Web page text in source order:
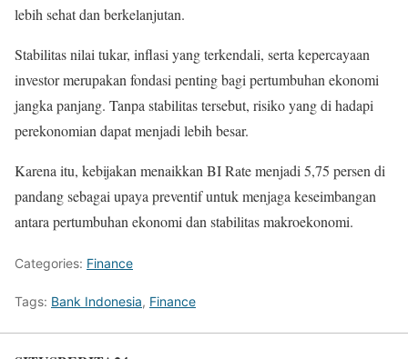
lebih sehat dan berkelanjutan.
Stabilitas nilai tukar, inflasi yang terkendali, serta kepercayaan
investor merupakan fondasi penting bagi pertumbuhan ekonomi
jangka panjang. Tanpa stabilitas tersebut, risiko yang di hadapi
perekonomian dapat menjadi lebih besar.
Karena itu, kebijakan menaikkan BI Rate menjadi 5,75 persen di
pandang sebagai upaya preventif untuk menjaga keseimbangan
antara pertumbuhan ekonomi dan stabilitas makroekonomi.
Categories: Finance
Tags: Bank Indonesia, Finance